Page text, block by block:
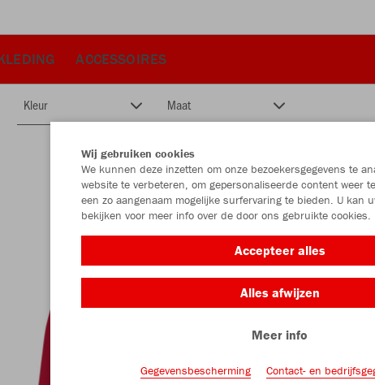
ACCESSOIRES
Kleur Maat
Wij gebruiken cookies
We kunnen deze inzetten om onze bezoekersgegevens te
website te verbeteren, om gepersonaliseerde content weer
een zo aangenaam mogelijke surfervaring te bieden. U kan
bekijken voor meer info over de door ons gebruikte cookies.
Accepteer alles
Alles afwijzen
Meer info
Gegevensbescherming Contact- en